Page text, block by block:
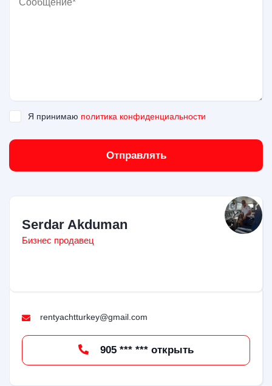
Я принимаю политика конфиденциальности
Отправлять
Serdar Akduman
Бизнес продавец
rentyachtturkey@gmail.com
905 *** *** открыть